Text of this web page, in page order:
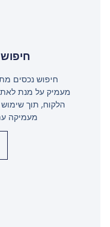
חיפוש נכסים
מעמיק על מנת
הלקוח, תוך שימוש
מעמיקה